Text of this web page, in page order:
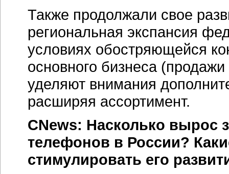
Также продолжали свое
региональная экспансия
условиях обостряющейся
основного бизнеса
уделяют внимания
расширяя ассортимент.
CNews: Насколько
телефонов в России?
стимулировать его